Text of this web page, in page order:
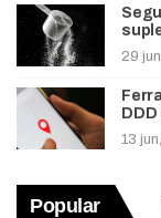
29
13
Popular